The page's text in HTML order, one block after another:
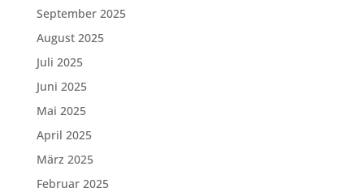
September 2025
August 2025
Juli 2025
Juni 2025
Mai 2025
April 2025
März 2025
Februar 2025